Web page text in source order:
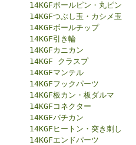
14KGFボールピン・丸ピン
14KGFつぶし玉・カシメ玉
14KGFボールチップ
14KGF引き輪
14KGFカニカン
14KGF クラスプ
14KGFマンテル
14KGFフックパーツ
14KGF板カン・板ダルマ
14KGFコネクター
14KGFバチカン
14KGFヒートン・突き刺し
14KGFエンドパーツ